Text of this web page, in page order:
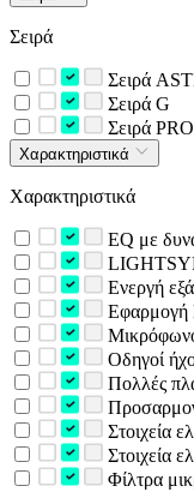
Σειρά
Σειρά
Σειρά G
Σειρά PRO
Χαρακτηριστικά
Χαρακτηριστικά
EQ με
Ενεργή
Εφαρμογή
Οδηγοί
Πολλές
Στοιχεία
Στοιχεία
Φίλτρα